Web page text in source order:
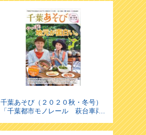
千葉あそび（２０２０秋・冬号）
「千葉都市モノレール 萩台車両